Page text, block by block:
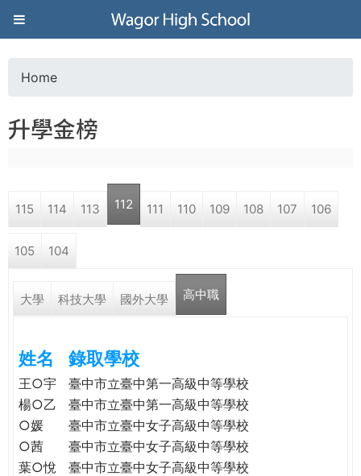
Jump to navigation
葳
格
高
學
格。
o
a
r
e
e
r
e
Home
升學金榜
115 114 113 112 111 110 109 108 107 106
105 104
大學 科技大學 國外大學 高中職
姓名 錄取學校
王○宇
臺中市立臺中第一高級中等學校
楊○乙
臺中市立臺中第一高級中等學校
○媛
臺中市立臺中女子高級中等學校
○茜
臺中市立臺中女子高級中等學校
葉○悅
臺中市立臺中女子高級中等學校